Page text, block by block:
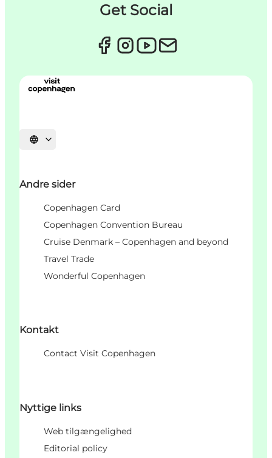
Get Social
Select language
Andre sider
Copenhagen Card
Copenhagen Convention Bureau
Cruise Denmark – Copenhagen and beyond
Travel Trade
Wonderful Copenhagen
Kontakt
Contact Visit Copenhagen
Nyttige links
Web tilgængelighed
Editorial policy